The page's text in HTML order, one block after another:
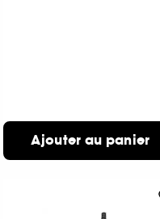
Ajouter au panier